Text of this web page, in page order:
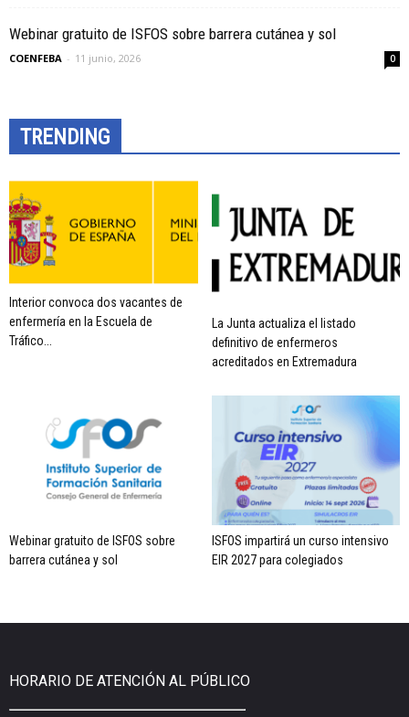
Webinar gratuito de ISFOS sobre barrera cutánea y sol
COENFEBA - 11 junio, 2026 0
TRENDING
Interior convoca dos vacantes de
enfermería en la Escuela de
Tráfico...
La Junta actualiza el listado
definitivo de enfermeros
acreditados en Extremadura
Webinar gratuito de ISFOS sobre
barrera cutánea y sol
ISFOS impartirá un curso intensivo
EIR 2027 para colegiados
HORARIO DE ATENCIÓN AL PÚBLICO